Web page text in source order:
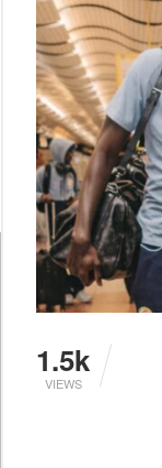
1.5k
VIEWS